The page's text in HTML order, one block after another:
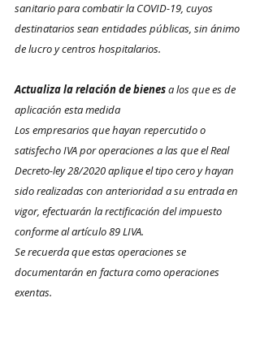
sanitario para combatir la COVID-19, cuyos
destinatarios sean entidades públicas, sin ánimo
de lucro y centros hospitalarios.
Actualiza la relación de bienes a los que es de
aplicación esta medida
Los empresarios que hayan repercutido o
satisfecho IVA por operaciones a las que el Real
Decreto-ley 28/2020 aplique el tipo cero y hayan
sido realizadas con anterioridad a su entrada en
vigor, efectuarán la rectificación del impuesto
conforme al artículo 89 LIVA.
Se recuerda que estas operaciones se
documentarán en factura como operaciones
exentas.